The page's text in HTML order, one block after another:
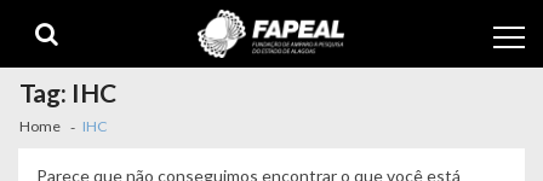
navigation
content
Tag: IHC
Home IHC
Parece que não conseguimos encontrar o que você está